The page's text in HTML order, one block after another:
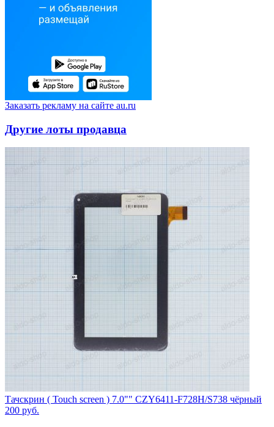
Заказать рекламу на сайте au.ru
Другие лоты продавца
Тачскрин ( Touch screen ) 7.0"" CZY6411-F728H/S738 чёрный
200 руб.